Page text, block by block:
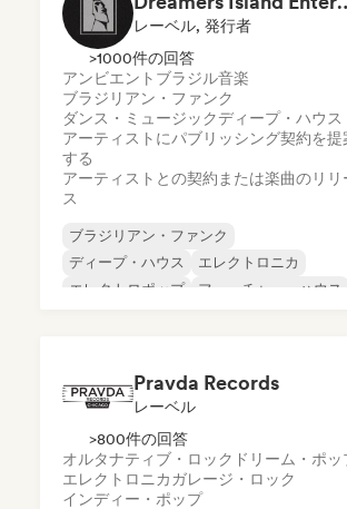
レーベル, 発行者
>1000件の回答
アンビエント ブラジル音楽
ブラジリアン・ファンク
ダンス・ミュージックディープ・ハウス
アーティストにパブリッシング契約を提
する
アーティストとの契約または楽曲のリリ
ス
ブラジリアン・ファンク
ディープ・ハウス
エレクトロニカ
エレクトロポップ
フューチャー・ハウス
Pravda Records
レーベル
>800件の回答
オルタナティブ・ロック ドリーム・ポッ
エレクトロニカガレージ・ロック
インディー・ポップ